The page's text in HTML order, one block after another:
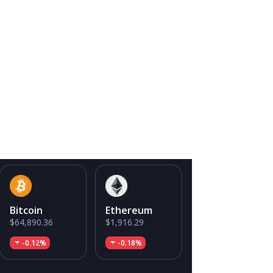
Bitcoin
$64,890.36
-0.12%
Ethereum
$1,916.29
-0.18%